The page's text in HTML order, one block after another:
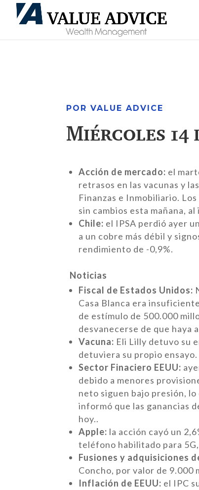
POR VALUE ADVICE
Miércoles 14
Acción de mercado: el
retrasos en las vacunas y
Finanzas e Inmobiliario.
sin cambios esta mañana,
Chile: el IPSA perdió ayer
a un cobre más débil y
rendimiento de -0,9%.
Noticias
Fiscal de Estados Unidos:
Casa Blanca era
de estímulo de 500.000
desvanecerse de que haya
Vacuna: Eli Lilly detuvo su
detuviera su propio
Sector Finaciero EEUU:
debido a menores
neto siguen bajo presión,
informó que las ganancias
hoy..
Apple: la acción cayó un
teléfono habilitado para
Fusiones y adquisiciones
Concho, por valor de
Inflación de EEUU: el IPC